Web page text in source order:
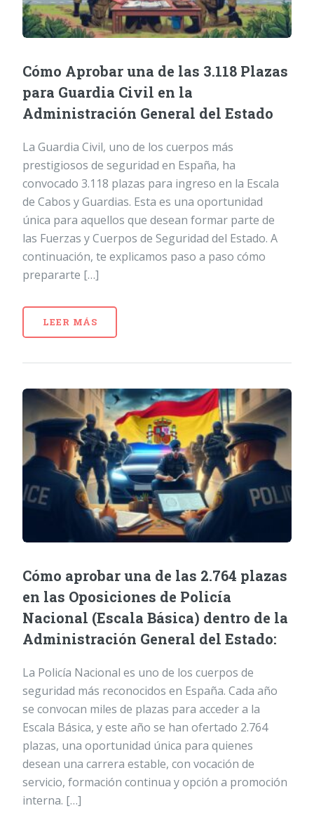
Cómo Aprobar una de las 3.118 Plazas
para Guardia Civil en la
Administración General del Estado
La Guardia Civil, uno de los cuerpos más
prestigiosos de seguridad en España, ha
convocado 3.118 plazas para ingreso en la Escala
de Cabos y Guardias. Esta es una oportunidad
única para aquellos que desean formar parte de
las Fuerzas y Cuerpos de Seguridad del Estado. A
continuación, te explicamos paso a paso cómo
prepararte […]
LEER MÁS
Cómo aprobar una de las 2.764 plazas
en las Oposiciones de Policía
Nacional (Escala Básica) dentro de la
Administración General del Estado:
La Policía Nacional es uno de los cuerpos de
seguridad más reconocidos en España. Cada año
se convocan miles de plazas para acceder a la
Escala Básica, y este año se han ofertado 2.764
plazas, una oportunidad única para quienes
desean una carrera estable, con vocación de
servicio, formación continua y opción a promoción
interna. […]